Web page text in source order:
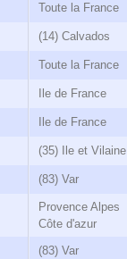
Toute la France
(14) Calvados
Toute la France
Ile de France
Ile de France
(35) Ile et Vilaine
(83) Var
Provence Alpes
Côte d'azur
(83) Var